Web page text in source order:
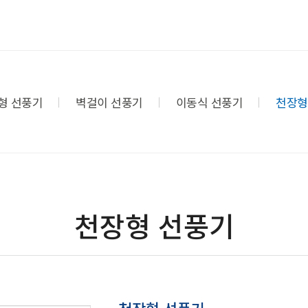
선풍기 벽걸이 선풍기 이동식 선풍기 천장
천장형 선풍기